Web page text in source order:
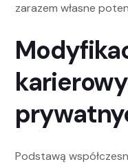
zarazem własne
Podstawą